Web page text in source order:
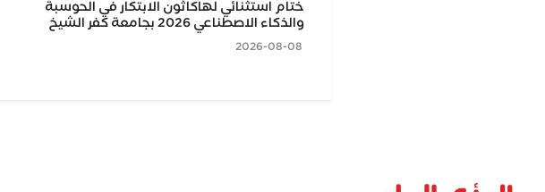
ختام استثنائي لهاكاثون الابتكار في الحوسبة
والذكاء الاصطناعي 2026 بجامعة كفر الشيخ